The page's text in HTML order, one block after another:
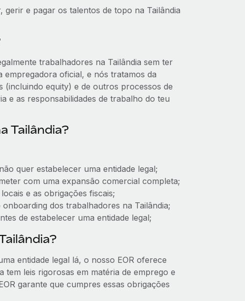
e pagar os talentos de topo na Tailândia
trabalhadores na Tailândia sem ter
empregadora oficial, e nós tratamos da
equity) e de outros processos de
e as responsabilidades de trabalho do teu
Tailândia?
quer estabelecer uma entidade legal;
com uma expansão comercial completa;
e as obrigações fiscais;
dos trabalhadores na Tailândia;
de estabelecer uma entidade legal;
entidade legal lá, o nosso EOR oferece
leis rigorosas em matéria de emprego e
garante que cumpres essas obrigações